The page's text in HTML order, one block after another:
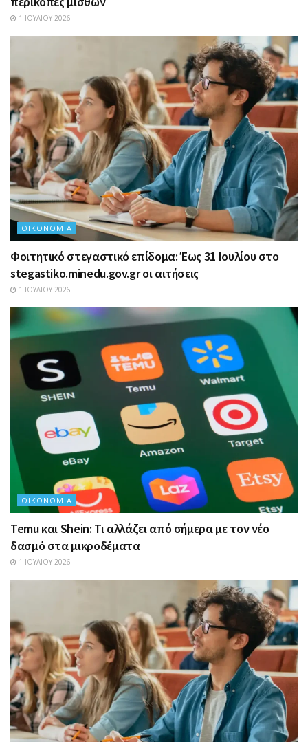
1 ΙΟΥΛΊΟΥ 2026
ΟΙΚΟΝΟΜΊΑ
Φοιτητικό στεγαστικό επίδομα: Έως 31 Ιουλίου στο
stegastiko.minedu.gov.gr οι αιτήσεις
1 ΙΟΥΛΊΟΥ 2026
ΟΙΚΟΝΟΜΊΑ
Temu και Shein: Τι αλλάζει από σήμερα με τον νέο
δασμό στα μικροδέματα
1 ΙΟΥΛΊΟΥ 2026